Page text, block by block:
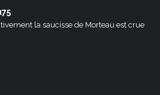
la saucisse de Morteau est crue